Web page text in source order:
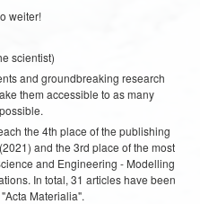
weiter!
scientist)
and groundbreaking research
them accessible to as many
the 4th place of the publishing
and the 3rd place of the most
and Engineering - Modelling
In total, 31 articles have been
Materialia".